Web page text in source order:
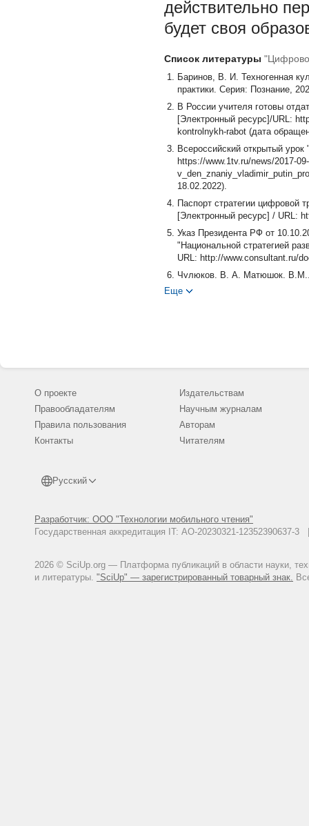
действительно
будет своя
Список литературы
Баринов, В. И. Техногенная
практики. Серия: Познание,
В России учителя готовы
[Электронный ресурс]/URL:
kontrolnykh-rabot (дата
Всероссийский открытый
https://www.1tv.ru/news/2017-
18.02.2022).
Паспорт стратегии цифровой
[Электронный ресурс] / URL:
Указ Президента РФ от
"Национальной стратегией
URL: http://www.consultant.ru/
Чулюков, В. А. Матюшок, В.М.,
интеллекта: становление и
Еще
О проекте
Правообладателям
Правила пользования
Контакты
Русский
Разработчик: ООО "Технологии мобильного чтения"
Государственная аккредитация IT: АО-20230321-
2026 © SciUp.org — Платформа публикаций в области науки,
и литературы. "SciUp" — зарегистрированный товарный знак.
Издательствам
Научным журналам
Авторам
Читателям